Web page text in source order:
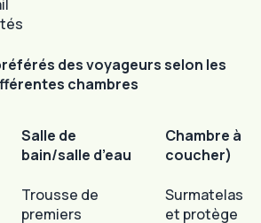
des voyageurs selon les
chambres
Salle de
bain/salle d’eau
Chambre à
coucher)
Trousse de
premiers
Surmatelas
et protège